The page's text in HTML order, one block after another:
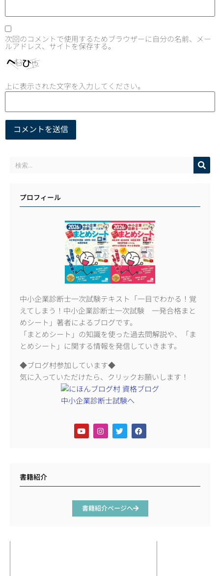
次回のコメントで使用するためブラウザーに自分の名前、メー
ルアドレス、サイトを保存する。
上に表示された文字を入力してください。
プロフィール
中小企業診断士一次試験テキスト「一目でわかる！覚
えてしまう！中小企業診断士一次試験 一発合格まと
めシート」著者によるブログです。
「まとめシート」の知識を使った過去問解説や、「ま
とめシート」に関する情報を発信していきます。
◆ブログ村参加しています◆
気に入っていただけたら、クリックお願いします！
書籍紹介
書籍紹介ページへ